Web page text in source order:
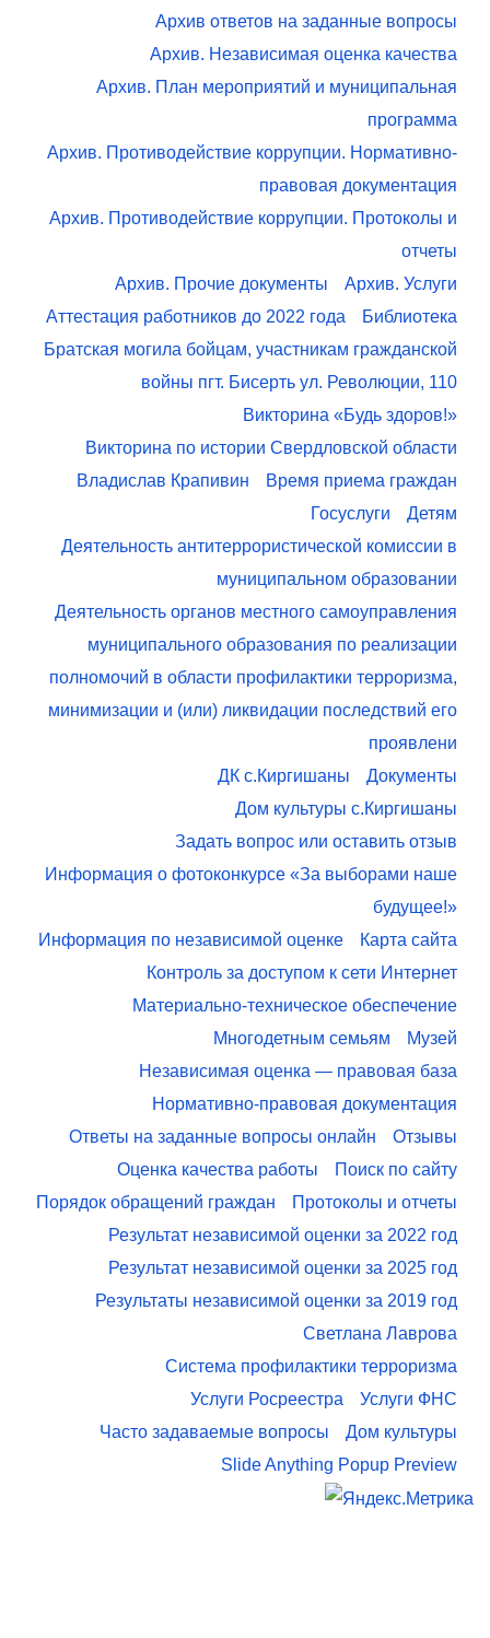
Архив ответов на заданные вопросы
Архив. Независимая оценка качества
Архив. План мероприятий и муниципальная
программа
Архив. Противодействие коррупции. Нормативно-
правовая документация
Архив. Противодействие коррупции. Протоколы и
отчеты
Архив. Прочие документы
Архив. Услуги
Аттестация работников до 2022 года
Библиотека
Братская могила бойцам, участникам гражданской
войны пгт. Бисерть ул. Революции, 110
Викторина «Будь здоров!»
Викторина по истории Свердловской области
Владислав Крапивин
Время приема граждан
Госуслуги
Детям
Деятельность антитеррористической комиссии в
муниципальном образовании
Деятельность органов местного самоуправления
муниципального образования по реализации
полномочий в области профилактики терроризма,
минимизации и (или) ликвидации последствий его
проявлени
ДК с.Киргишаны
Документы
Дом культуры с.Киргишаны
Задать вопрос или оставить отзыв
Информация о фотоконкурсе «За выборами наше
будущее!»
Информация по независимой оценке
Карта сайта
Контроль за доступом к сети Интернет
Материально-техническое обеспечение
Многодетным семьям
Музей
Независимая оценка — правовая база
Нормативно-правовая документация
Ответы на заданные вопросы онлайн
Отзывы
Оценка качества работы
Поиск по сайту
Порядок обращений граждан
Протоколы и отчеты
Результат независимой оценки за 2022 год
Результат независимой оценки за 2025 год
Результаты независимой оценки за 2019 год
Светлана Лаврова
Система профилактики терроризма
Услуги Росреестра
Услуги ФНС
Часто задаваемые вопросы
Дом культуры
Slide Anything Popup Preview